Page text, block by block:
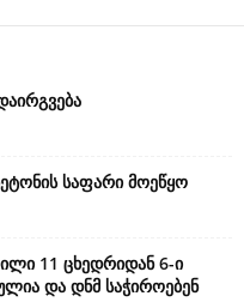
საფარი მოეწყო
11 ცხედრიდან 6-ი
და დნმ საჭიროებენ